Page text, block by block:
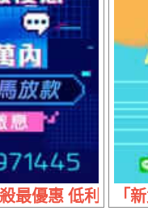
最優惠 低利月繳
「